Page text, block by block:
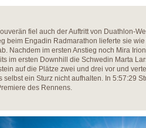
fiel auch der Auftritt von Duathlon-
beim Engadin Radmarathon lieferte sie
Nachdem im ersten Anstieg noch Mira
im ersten Downhill die Schwedin Marta
auf die Plätze zwei und drei vor und
selbst ein Sturz nicht aufhalten. In 5:57:29
des Rennens.